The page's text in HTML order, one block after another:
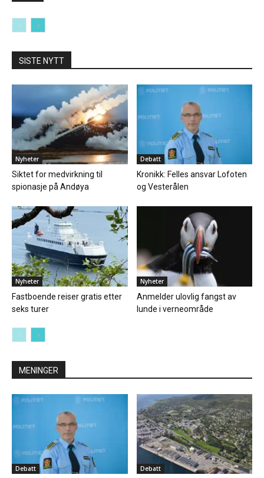
SISTE NYTT
Nyheter
Siktet for medvirkning til
spionasje på Andøya
Debatt
Kronikk: Felles ansvar Lofoten
og Vesterålen
Nyheter
Fastboende reiser gratis etter
seks turer
Nyheter
Anmelder ulovlig fangst av
lunde i verneområde
MENINGER
Debatt Debatt